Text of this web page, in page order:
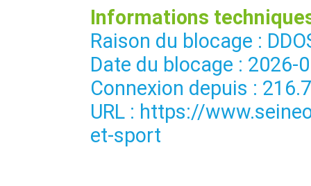
Informations
Raison du blocage :
Date du blocage : 2026-
Connexion depuis :
URL : https://
et-sport